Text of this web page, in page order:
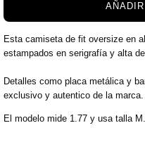
Esta camiseta de fit oversize en
estampados en serigrafía y alta
Detalles como placa metálica y
exclusivo y autentico de la marca.
El modelo mide 1.77 y usa talla M.